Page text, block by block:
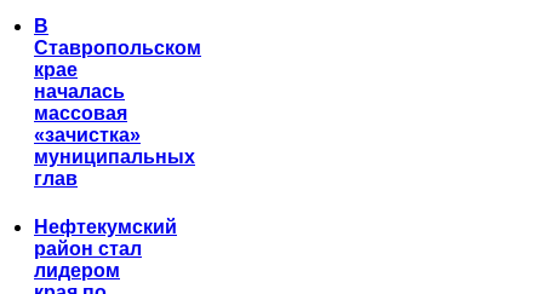
В
Ставропольском
крае
началась
массовая
«зачистка»
муниципальных
глав
Нефтекумский
район стал
лидером